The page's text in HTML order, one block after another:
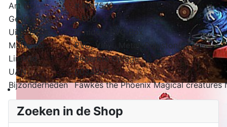
Zoeken in de Shop
Art No.
: # NN7540
Gewicht Kg.
:0,650
Uitvoering
In mooie PVC Box
Materiaal
: PVC, Vinyl, Metal, Polystone, Etc…
Limetid
: Beperkte Oplage
UAN
:00342-P
Bijzonderheden
Fawkes the Phoenix Magical creatures